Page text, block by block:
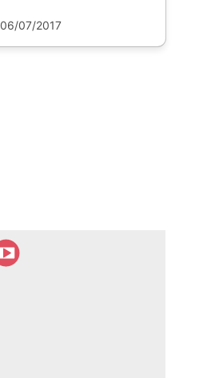
07/2017